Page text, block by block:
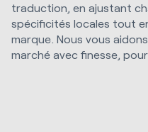
traduction, en ajustant
spécificités locales tout
marque. Nous vous
marché avec finesse,